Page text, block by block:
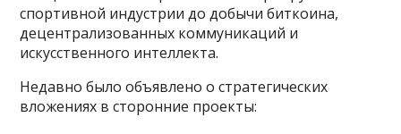
спортивной индустрии до добычи биткоина,
децентрализованных коммуникаций и
искусственного интеллекта.
Недавно было объявлено о стратегических
вложениях в сторонние проекты: